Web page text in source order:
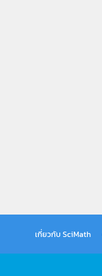
เกี่ยวกับ SciMath